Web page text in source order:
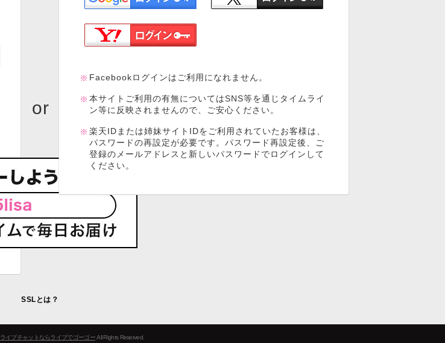
Facebookログインはご利用になれません。
本サイトご利用の有無についてはSNS等を通じタイムライ
ン等に反映されませんので、ご安心ください。
楽天IDまたは姉妹サイトIDをご利用されていたお客様は、
パスワードの再設定が必要です。パスワード再設定後、ご
登録のメールアドレスと新しいパスワードでログインして
ください。
SSLとは？
ライブチャットならライブでゴーゴーAll Rights Reserved.